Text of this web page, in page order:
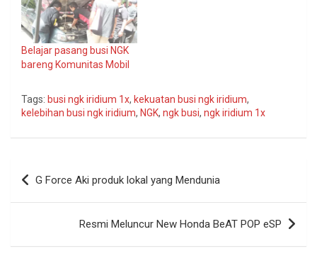
Belajar pasang busi NGK
bareng Komunitas Mobil
Tags: busi ngk iridium 1x, kekuatan busi ngk iridium,
kelebihan busi ngk iridium, NGK, ngk busi, ngk iridium 1x
Navigasi
pos
G Force Aki produk lokal yang Mendunia
Resmi Meluncur New Honda BeAT POP eSP